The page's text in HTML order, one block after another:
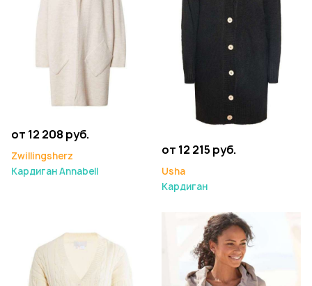
от 12 208 руб.
Zwillingsherz
Кардиган Annabell
от 12 215 руб.
Usha
Кардиган